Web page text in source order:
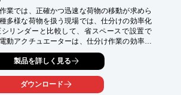
業では、正確かつ迅速な荷物の移動が求めら
多様な荷物を扱う現場では、仕分けの効率化
リンダーと比較して、省スペースで設置で
動アクチュエーターは、仕分け作業の効率化
電動リニアアクチュエーターは、軽量・コ
ら、高い推力と耐久性を実現し、仕分け作業
します。
製品を詳しく見る
ダウンロード